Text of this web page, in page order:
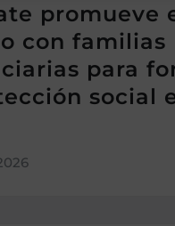
promueve
con familias
para
social